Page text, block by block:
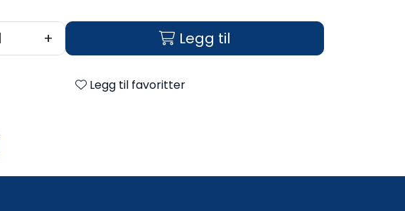
+ Legg til
Legg til favoritter